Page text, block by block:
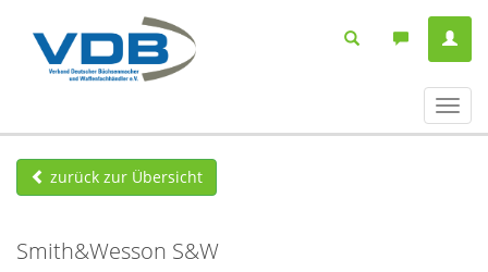
ein-/
zurück zur Übersicht
Smith&Wesson S&W